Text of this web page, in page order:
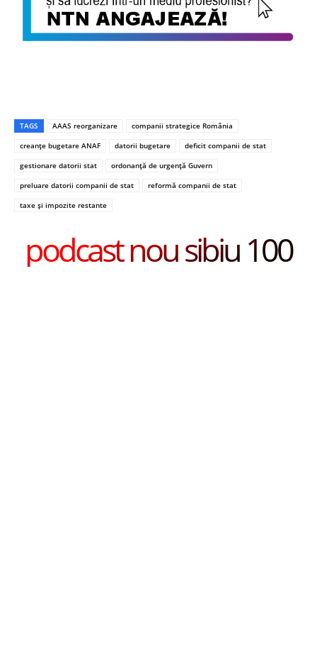
TAGS AAAS reorganizare
companii strategice România
creanțe bugetare ANAF
datorii bugetare
deficit companii de stat
gestionare datorii stat
ordonanță de urgență Guvern
preluare datorii companii de stat
reformă companii de stat
taxe și impozite restante
podcast nou sibiu 100